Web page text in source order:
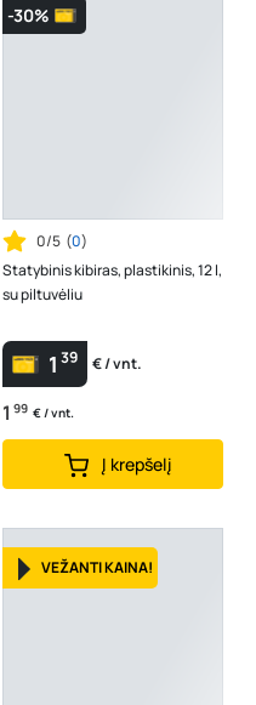
-30%
0/5 (0)
Statybinis kibiras, plastikinis, 12 l,
su piltuvėliu
1 39 € / vnt.
1 99 € / vnt.
Į krepšelį
VEŽANTI KAINA!